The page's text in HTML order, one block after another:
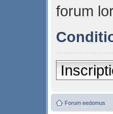
forum
Forum eedomus